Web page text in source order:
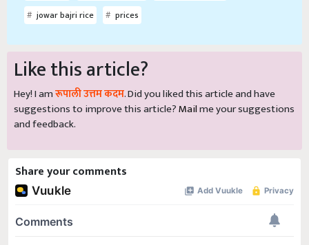
jowar bajri rice
prices
Like this article?
Hey! I amरूपाली उत्तम कदम. Did you liked this article and have
suggestions to improve this article?Mailme your suggestions
and feedback.
Share your comments